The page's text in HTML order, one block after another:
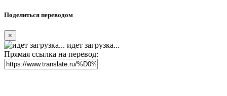
Поделиться переводом
×
идет загрузка...
Прямая ссылка на перевод: